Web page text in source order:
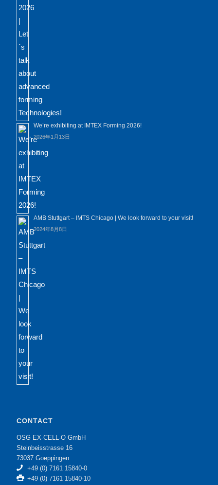
We’re exhibiting at IMTEX Forming 2026!
2026年1月13日
AMB Stuttgart – IMTS Chicago | We look forward to your visit!
2024年8月8日
CONTACT
OSG EX-CELL-O GmbH
Steinbeisstrasse 16
73037 Goeppingen
+49 (0) 7161 15840-0
+49 (0) 7161 15840-10